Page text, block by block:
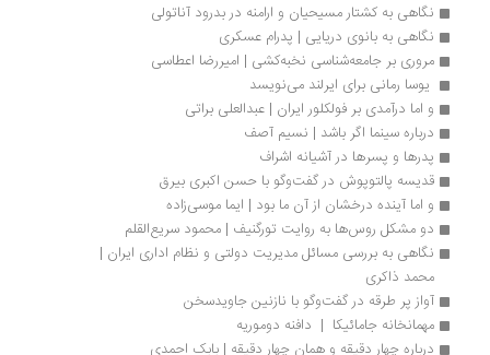
نگاهی به کشتار مسیحیان و ارامنه در بدرود آناتولی
نگاهی به بانوی دریایی | پدرام عسکری
مروری بر جامعه‌شناسی نخبه‌کشی | امیررضا اعطاسی
یوسا رمانی برای ایرلند می‌نویسد
و اما درآمدی بر فولکلور ایران | عبدالعلی براتی
درباره سینما اگر باشد | نسیم آصف
پدرها و پسرها در آشیانه اشراف
قدیسه پالتوپوش در گفت‌وگو با حسن اکبری بیرق
و اما آینده درخشان از آن ما بود | ایما موسی‌زاده
دو مشکل روس‌ها به روایت تورگنیف | محمود سریع‌القلم
نگاهی به بررسی مسائل مدیریت دولتی و نظام اداری ایران |
محمد ذاکری
آواز پر طرقه در گفت‌وگو با نازنین جاویدسخن
مهمانخانه جامائیکا  |  دافنه دوموریه
درباره چهار دقیقه و همان چهار دقیقه | بابک احمدی